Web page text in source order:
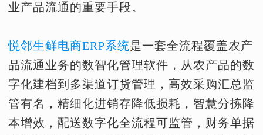
业产品流通的重要手段。
悦邻生鲜电商ERP系统是一套全流程覆盖农产
品流通业务的数智化管理软件，从农产品的数
字化建档到多渠道订货管理，高效采购汇总监
管有名，精细化进销存降低损耗，智慧分拣降
本增效，配送数字化全流程可监管，财务单据